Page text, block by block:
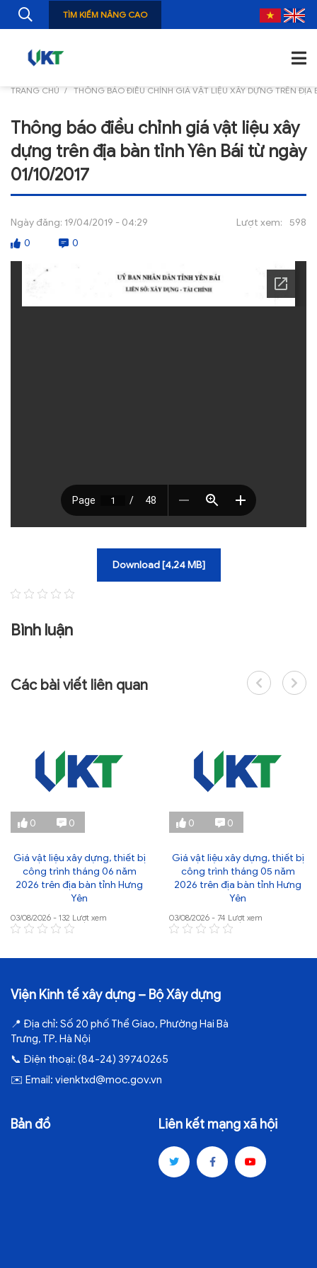
GIỚI THIỆU
TIN TỨC
NGHIÊN CỨU
ẤN PHẨM
TƯ VẤN
TÌM KIẾM NÂNG CAO
TRANG CHỦ THÔNG BÁO ĐIỀU CHỈNH GIÁ VẬT LIỆU XÂY DỰNG TRÊN ĐỊA
Thông báo điều chỉnh giá vật liệu xây
dựng trên địa bàn tỉnh Yên Bái từ ngày
01/10/2017
Ngày đăng: 19/04/2019 - 04:29 Lượt xem:
598
0
0
Download [4,24 MB]
Bình luận
Các bài viết liên quan
0 0
Giá vật liệu xây dựng, thiết bị
công trình tháng 06 năm
2026 trên địa bàn tỉnh Hưng
Yên
03/08/2026 - 132 Lượt xem
0 0
Giá vật liệu xây dựng, thiết bị
công trình tháng 05 năm
2026 trên địa bàn tỉnh Hưng
Yên
03/08/2026 - 74 Lượt xem
Viện Kinh tế xây dựng – Bộ Xây dựng
📍 Địa chỉ: Số 20 phố Thể Giao, Phường Hai Bà
Trưng, TP. Hà Nội
📞 Điện thoại: (84-24) 39740265
✉️ Email: vienktxd@moc.gov.vn
Bản đồ Liên kết mạng xã hội